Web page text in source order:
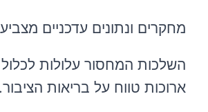
מחקרים ונתונים עדכניים
השלכות המחסור עלולות
ארוכות טווח על בריאות הציבור.